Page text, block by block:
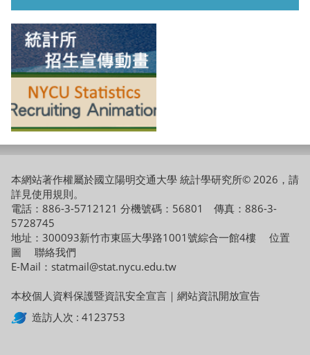
本網站著作權屬於國立陽明交通大學 統計學研究所© 2026，請
詳見使用規則。
電話：886-3-5712121 分機號碼：56801 傳真：886-3-
5728745
地址：300093新竹市東區大學路1001號綜合一館4樓 位置
圖
聯絡我們
E-Mail：statmail@stat.nycu.edu.tw
本校個人資料保護暨資訊安全宣言 ｜ 網站資訊開放宣告
造訪人次 : 4123753